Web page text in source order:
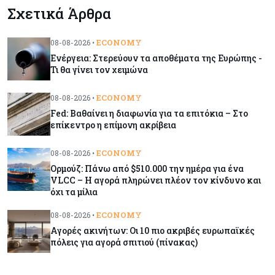
Οι πυρκαγιές κατακαίνε την Ευρώπη, αλλά οι
ζημιές δεν είναι ασφαλισμένες
Κόσμος 08-08-2026
Γιατί οι κεντρικές τράπεζες αφήνουν τις αγορές
Κόσμος
Κόσμος
και οι προκλήσεις
Σχετικά Άρθρα
08-08-2026 • ECONOMY
Ενέργεια: Στερεύουν τα αποθέματα της Ευρώπης -
Τι θα γίνει τον χειμώνα
08-08-2026 • ECONOMY
Fed: Βαθαίνει η διαφωνία για τα επιτόκια – Στο
επίκεντρο η επίμονη ακρίβεια
08-08-2026 • ECONOMY
Ορμούζ: Πάνω από $510.000 την ημέρα για ένα
VLCC – Η αγορά πληρώνει πλέον τον κίνδυνο και
όχι τα μίλια
08-08-2026 • ECONOMY
Αγορές ακινήτων: Οι 10 πιο ακριβές ευρωπαϊκές
πόλεις για αγορά σπιτιού (πίνακας)